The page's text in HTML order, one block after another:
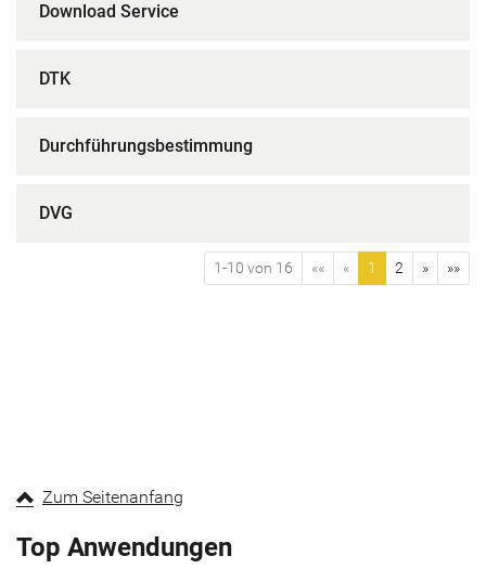
Download Service
DTK
Durchführungsbestimmung
DVG
1-10 von 16 «« « 1 2 » »»
Zum Seitenanfang
Top Anwendungen